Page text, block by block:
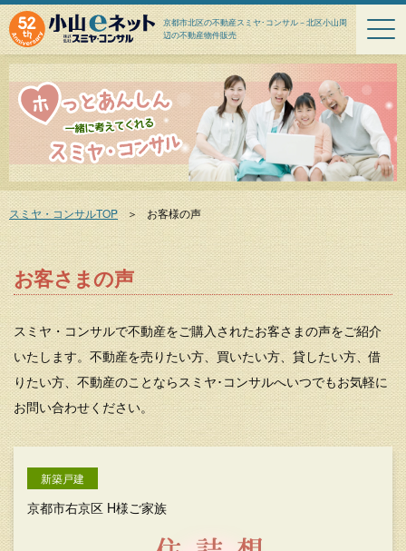
京都市北区の不動産スミヤ･コンサル－北区小山周
辺の不動産物件販売
スミヤ・コンサルTOP ＞ お客様の声
お客さまの声
スミヤ・コンサルで不動産をご購入されたお客さまの声をご紹介
いたします。不動産を売りたい方、買いたい方、貸したい方、借
りたい方、不動産のことならスミヤ･コンサルへいつでもお気軽に
お問い合わせください。
新築戸建
京都市右京区 H様ご家族